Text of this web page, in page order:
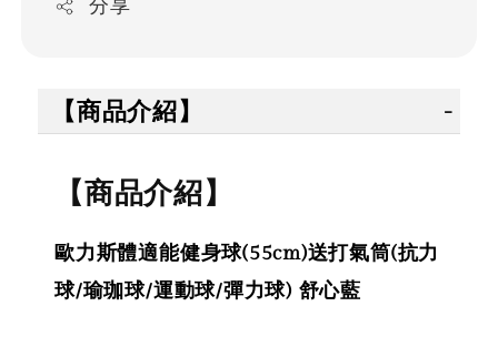
分享
【商品介紹】
【商品介紹】
歐力斯體適能健身球(55cm)送打氣筒(抗力
球/瑜珈球/運動球/彈力球) 舒心藍